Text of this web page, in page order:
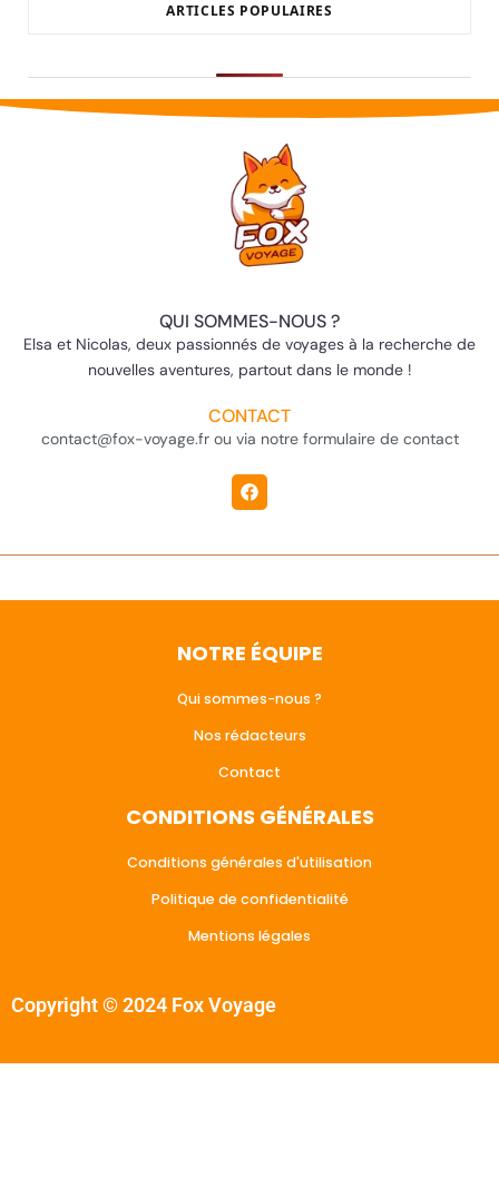
ARTICLES POPULAIRES
QUI SOMMES-NOUS ?
Elsa et Nicolas, deux passionnés de voyages à la recherche de
nouvelles aventures, partout dans le monde !
CONTACT
contact@fox-voyage.fr ou via notre formulaire de contact
NOTRE ÉQUIPE
Qui sommes-nous ?
Nos rédacteurs
Contact
CONDITIONS GÉNÉRALES
Conditions générales d'utilisation
Politique de confidentialité
Mentions légales
Copyright © 2024 Fox Voyage